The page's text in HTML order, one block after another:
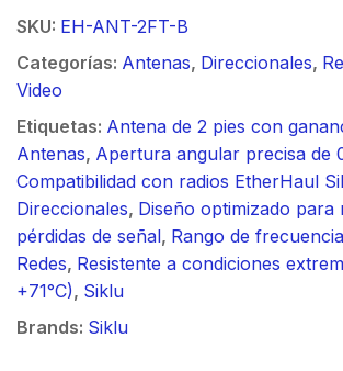
SKU: EH-ANT-2FT-B
Categorías: Antenas, Direccionales,
Video
Etiquetas: Antena de 2 pies con
Antenas, Apertura angular precisa de
Compatibilidad con radios EtherHaul
Direccionales, Diseño optimizado para
pérdidas de señal, Rango de
Redes, Resistente a condiciones
+71°C), Siklu
Brands: Siklu